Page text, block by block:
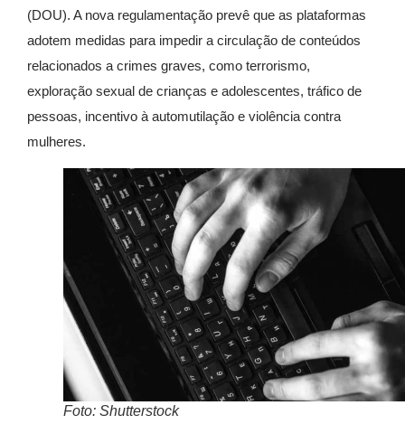
(DOU). A nova regulamentação prevê que as plataformas
adotem medidas para impedir a circulação de conteúdos
relacionados a crimes graves, como terrorismo,
exploração sexual de crianças e adolescentes, tráfico de
pessoas, incentivo à automutilação e violência contra
mulheres.
Foto: Shutterstock